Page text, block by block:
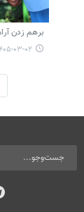
برهم زدن
۱۴۰۵-۰۳-۰۲